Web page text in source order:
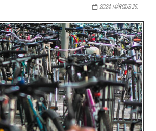
2024. MÁRCIUS 25.